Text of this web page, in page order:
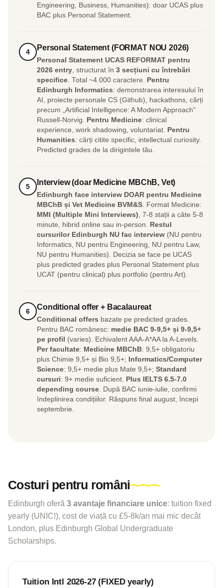
Engineering, Business, Humanities): doar UCAS plus
BAC plus Personal Statement.
4 Personal Statement (FORMAT NOU 2026)
Personal Statement UCAS REFORMAT pentru
2026 entry, structurat în 3 secțiuni cu întrebări
specifice. Total ~4.000 caractere. Pentru
Edinburgh Informatics: demonstrarea interesului în
AI, proiecte personale CS (Github), hackathons, cărți
precum „Artificial Intelligence: A Modern Approach"
Russell-Norvig. Pentru Medicine: clinical
experience, work shadowing, voluntariat. Pentru
Humanities: cărți citite specific, intellectual curiosity.
Predicted grades de la dirigintele tău.
5 Interview (doar Medicine MBChB, Vet)
Edinburgh face interview DOAR pentru Medicine
MBChB și Vet Medicine BVM&S. Format Medicine:
MMI (Multiple Mini Interviews), 7-8 stații a câte 5-8
minute, hibrid online sau in-person. Restul
cursurilor Edinburgh NU fac interview (NU pentru
Informatics, NU pentru Engineering, NU pentru Law,
NU pentru Humanities). Decizia se face pe UCAS
plus predicted grades plus Personal Statement plus
UCAT (pentru clinical) plus portfolio (pentru Art).
6 Conditional offer + Bacalaureat
Conditional offers bazate pe predicted grades.
Pentru BAC românesc: medie BAC 9-9,5+ și 9-9,5+
pe profil
(varies). Echivalent AAA-A*AA la A-Levels.
Per facultate: Medicine MBChB: 9,5+ obligatoriu
plus Chimie 9,5+ și Bio 9,5+;
Informatics/Computer
Science: 9,5+ medie plus Mate 9,5+; Standard
cursuri: 9+ medie suficient. Plus IELTS 6.5-7.0
depending course. După BAC iunie-iulie, confirmi
îndeplinirea condițiilor. Răspuns final august, începi
septembrie.
Costuri pentru români
Edinburgh oferă 3 avantaje financiare unice: tuition fixed
yearly (UNIC!), cost de viață cu £5-8k/an mai mic decât
London, plus Edinburgh Global Undergraduate
Scholarships.
Tuition Intl 2026-27 (FIXED yearly)